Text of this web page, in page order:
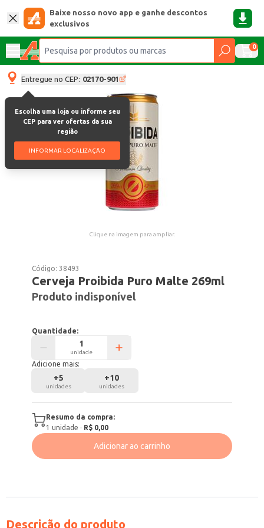
Baixe nosso novo app e ganhe descontos
exclusivos
0
Entregue no CEP: 02170-901
Escolha uma loja ou informe seu
CEP para ver ofertas da sua
região
INFORMAR LOCALIZAÇÃO
Clique na imagem para ampliar.
Código:38493
Cerveja Proibida Puro Malte 269ml
Produto indisponível
Quantidade:
unidade
Adicione mais:
+5
unidades
+10
unidades
Resumo da compra:
1 unidade · R$ 0,00
Adicionar ao carrinho
Descrição do produto